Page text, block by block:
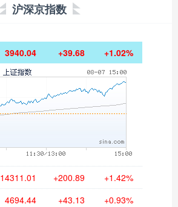
沪深京指数
3940.04 +39.68 +1.02%
14311.01 +200.89 +1.42%
4694.44 +43.13 +0.93%